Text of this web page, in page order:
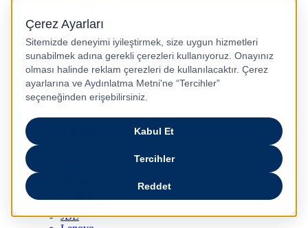
Xiaomi Telefon
Xiaomi Akıllı Saat
Samsung Akıllı Saat
Asus Laptop
Huawei Tablet
Huawei Telefon
Stanley Termos
Markalar
Apple
Huawei
JBL